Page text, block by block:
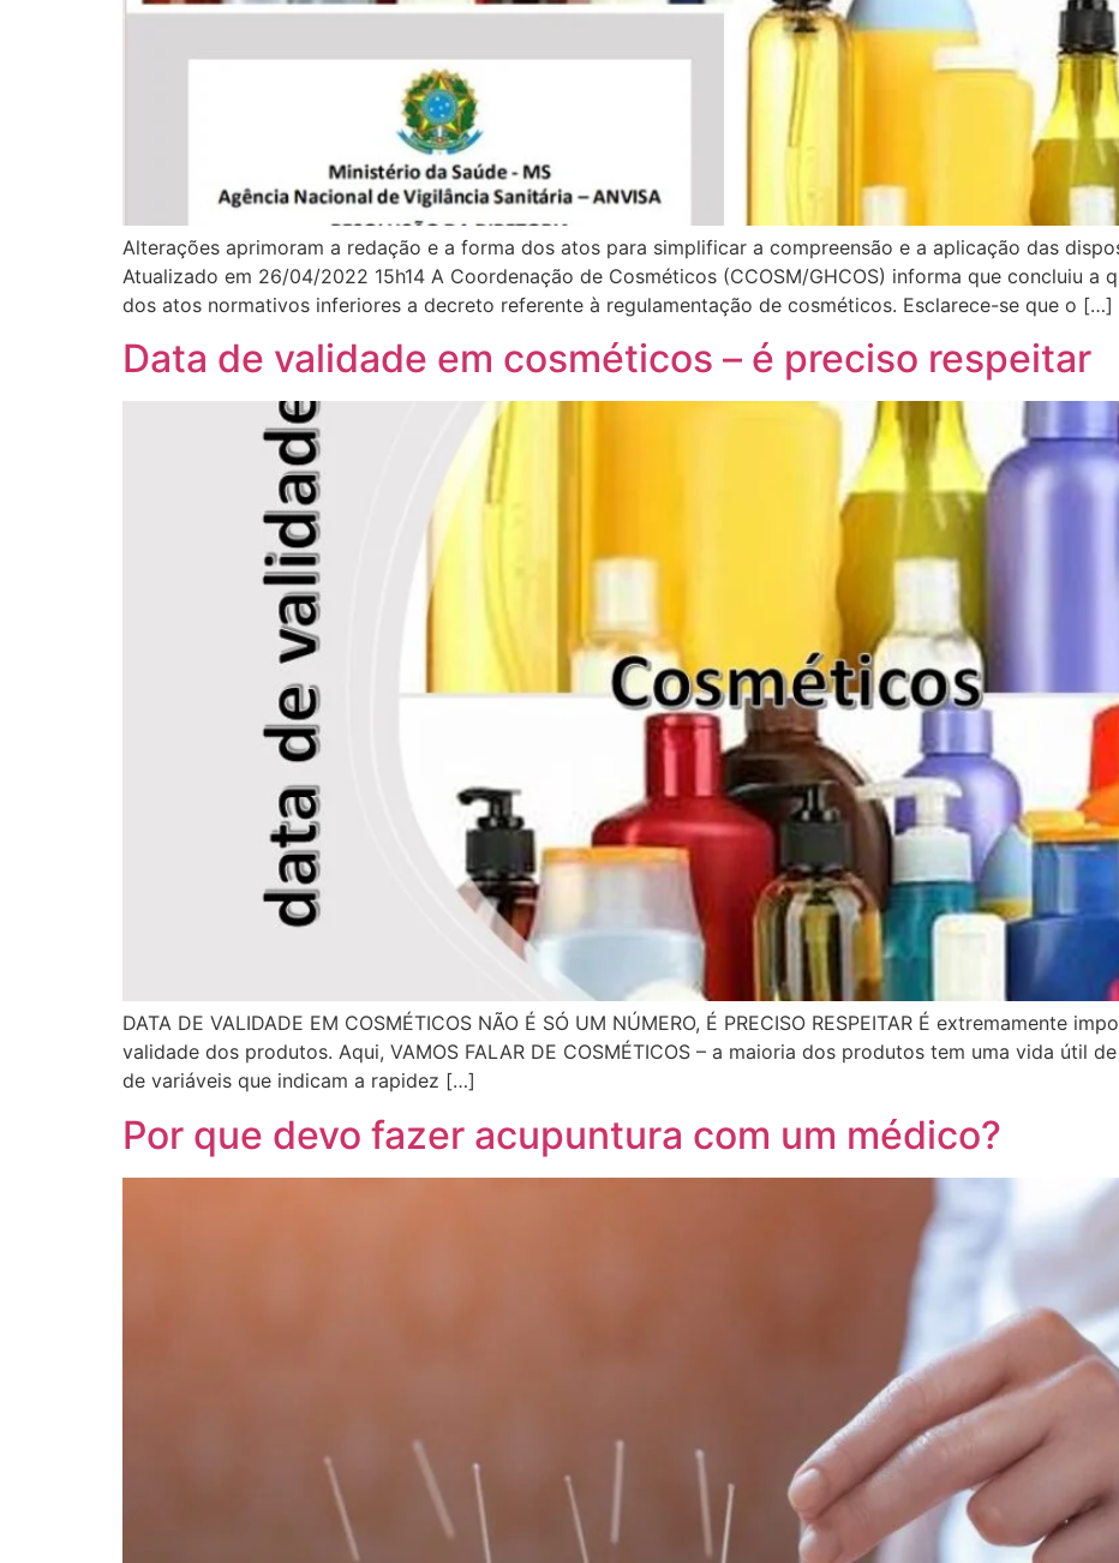
Alterações aprimoram a redação e a forma dos atos para simplificar a compreensão e a aplicação das
Atualizado em 26/04/2022 15h14 A Coordenação de Cosméticos (CCOSM/GHCOS) informa que concluiu a
dos atos normativos inferiores a decreto referente à regulamentação de cosméticos. Esclarece-se que o […]
Data de validade em cosméticos – é preciso respeitar
DATA DE VALIDADE EM COSMÉTICOS NÃO É SÓ UM NÚMERO, É PRECISO RESPEITAR É extremamente
validade dos produtos. Aqui, VAMOS FALAR DE COSMÉTICOS – a maioria dos produtos tem uma vida útil
de variáveis que indicam a rapidez […]
Por que devo fazer acupuntura com um médico?